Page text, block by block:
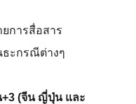
การสื่อสาร
ะกรณีต่างๆ
(จีน ญี่ปุ่น และ